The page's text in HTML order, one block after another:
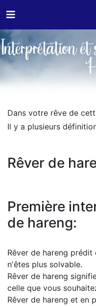
Interprétation
Dans votre rêve de
Il y a plusieurs
Rêver de
Première
de hareng:
Rêver de hareng
n'êtes plus solvable.
Rêver de hareng
celle que vous
Rêver de hareng et en